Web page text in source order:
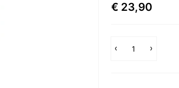
€ 23,90